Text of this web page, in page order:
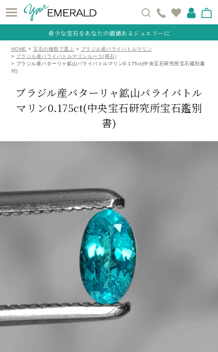
希少な宝石をあなたの価値あるジュエリーに
HOME 宝石の種類で選ぶ
ブラジル産パライバトルマリン
ブラジル産パライバトルマリンルース(裸石)
ブラジル産バターリャ鉱山パライバトルマリン0.175ct(中央宝石研究所宝石鑑別書
付)
ブラジル産バターリャ鉱山パライバトル
マリン0.175ct(中央宝石研究所宝石鑑別
書)